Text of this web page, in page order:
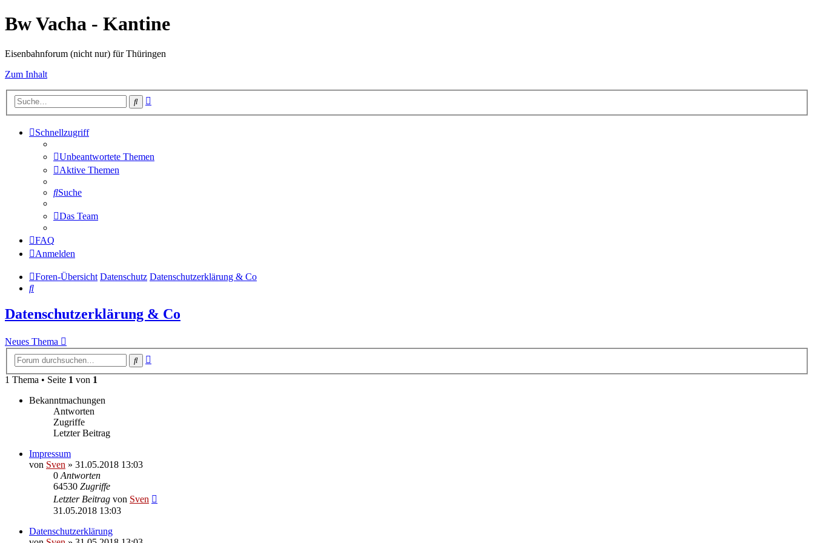
Bw Vacha - Kantine
Eisenbahnforum (nicht nur) für Thüringen
Zum Inhalt
Suche
Schnellzugriff
Unbeantwortete Themen
Aktive Themen
Suche
Das Team
FAQ
Anmelden
Foren-Übersicht Datenschutz Datenschutzerklärung & Co
Suche
Datenschutzerklärung & Co
Neues Thema
Suche
1 Thema • Seite 1 von 1
Bekanntmachungen
Antworten
Zugriffe
Letzter Beitrag
Impressum
von Sven » 31.05.2018 13:03
0 Antworten
64530 Zugriffe
Letzter Beitrag von Sven
31.05.2018 13:03
Datenschutzerklärung